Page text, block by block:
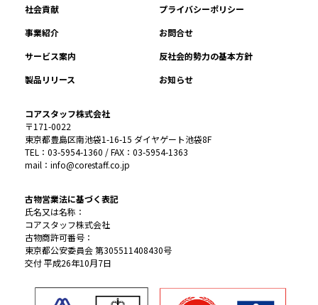
社会貢献
プライバシーポリシー
事業紹介
お問合せ
サービス案内
反社会的勢力の基本方針
製品リリース
お知らせ
コアスタッフ株式会社
〒171-0022
東京都豊島区南池袋1-16-15 ダイヤゲート池袋8F
TEL：03-5954-1360 / FAX：03-5954-1363
mail：info@corestaff.co.jp
古物営業法に基づく表記
氏名又は名称：
コアスタッフ株式会社
古物商許可番号：
東京都公安委員会 第305511408430号
交付 平成26年10月7日